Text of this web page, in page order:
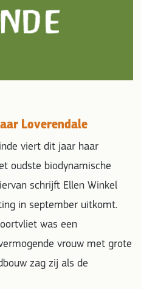
Loverendale
viert dit jaar haar
oudste biodynamische
schrijft Ellen Winkel
in september uitkomt.
was een
vrouw met grote
zag zij als de